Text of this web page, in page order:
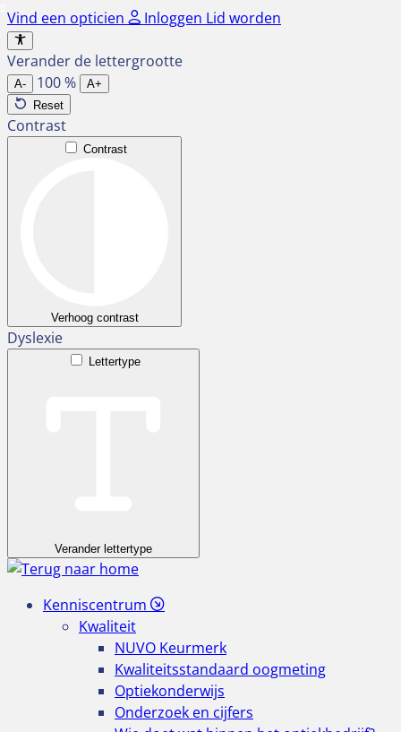
Ga
naar
de
inhoud
Vind een opticien Inloggen Lid worden
Verander de lettergrootte
A- 100%
A+
Reset
Contrast
Contrast
Verhoog contrast
Dyslexie
Lettertype
Verander lettertype
Kenniscentrum
Kwaliteit
NUVO Keurmerk
Kwaliteitsstandaard oogmeting
Optiekonderwijs
Onderzoek en cijfers